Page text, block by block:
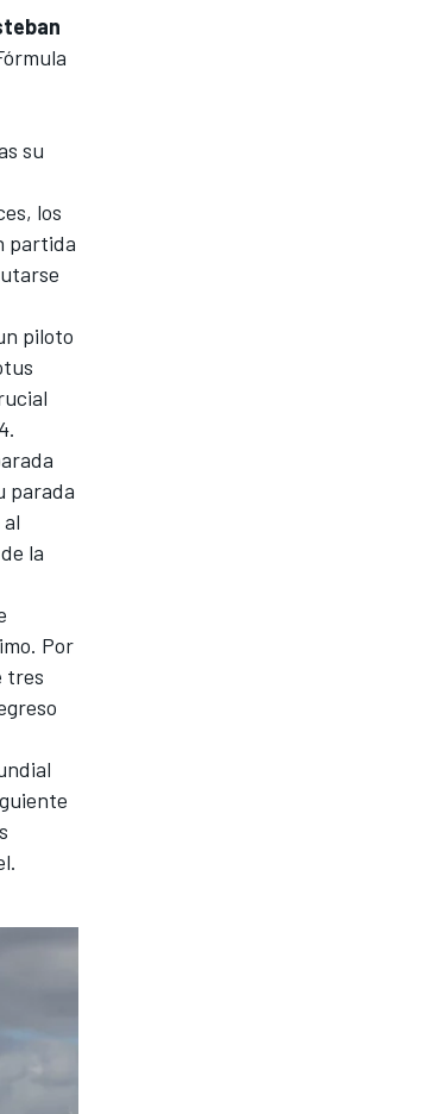
su
los
partida
piloto
parada
la
. Por
tres